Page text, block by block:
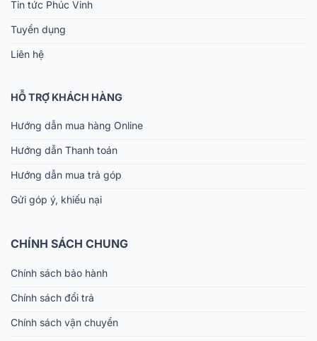
Tin tức Phúc Vinh
Tuyển dụng
Liên hệ
HỖ TRỢ KHÁCH HÀNG
Hướng dẫn mua hàng Online
Hướng dẫn Thanh toán
Hướng dẫn mua trả góp
Gửi góp ý, khiếu nại
CHÍNH SÁCH CHUNG
Chính sách bảo hành
Chính sách đổi trả
Chính sách vận chuyển